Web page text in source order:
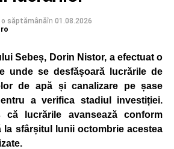
Sebeș precizează că măsura nu
traficului rutier și pietonal, iar
municipiului va fi menținută la un
subliniază că decizia are caracter
în contextul actualei situații
în condițiile în care autoritățile
publice să adopte măsuri
și a consumului de energie,
o săptămânăîn 01.08.2026
Sebeș, Dorin Nistor, a efectuat o
unde se desfășoară lucrările de
de apă și canalizare pe șase
a verifica stadiul investiției.
că lucrările avansează conform
la sfârșitul lunii octombrie acestea